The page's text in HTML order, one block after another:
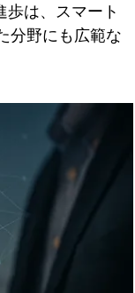
は、スマート
分野にも広範な